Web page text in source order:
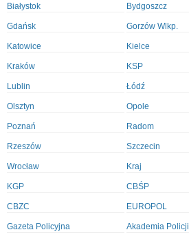
Białystok Bydgoszcz
Gdańsk Gorzów Wlkp.
Katowice Kielce
Kraków KSP
Lublin Łódź
Olsztyn Opole
Poznań Radom
Rzeszów Szczecin
Wrocław Kraj
KGP CBŚP
CBZC EUROPOL
Gazeta Policyjna Akademia Policji